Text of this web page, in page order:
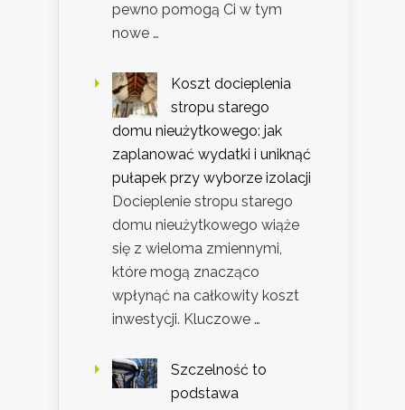
pewno pomogą Ci w tym
nowe …
Koszt docieplenia
stropu starego
domu nieużytkowego: jak
zaplanować wydatki i uniknąć
pułapek przy wyborze izolacji
Docieplenie stropu starego
domu nieużytkowego wiąże
się z wieloma zmiennymi,
które mogą znacząco
wpłynąć na całkowity koszt
inwestycji. Kluczowe …
Szczelność to
podstawa